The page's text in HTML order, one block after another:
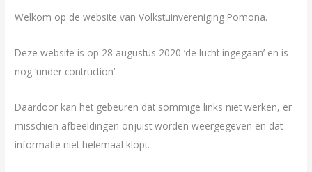
Welkom op de website van Volkstuinvereniging Pomona.
Deze website is op 28 augustus 2020 ‘de lucht ingegaan’ en is
nog ‘under contruction’.
Daardoor kan het gebeuren dat sommige links niet werken, er
misschien afbeeldingen onjuist worden weergegeven en dat
informatie niet helemaal klopt.